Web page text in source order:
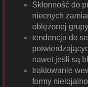
Skłonność do
niecnych
oblężonej
tendencja do
nawet jeśli są
traktowanie
formy